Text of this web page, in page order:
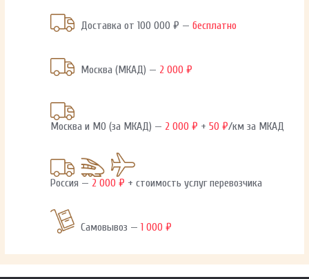
Доставка от 100 000 ₽ —бесплатно
Москва (МКАД) — 2 000 ₽
Москва и МО (за МКАД) — 2 000 ₽ +50 ₽/км за МКАД
Россия — 2 000 ₽ + стоимость услуг перевозчика
Самовывоз —1 000 ₽